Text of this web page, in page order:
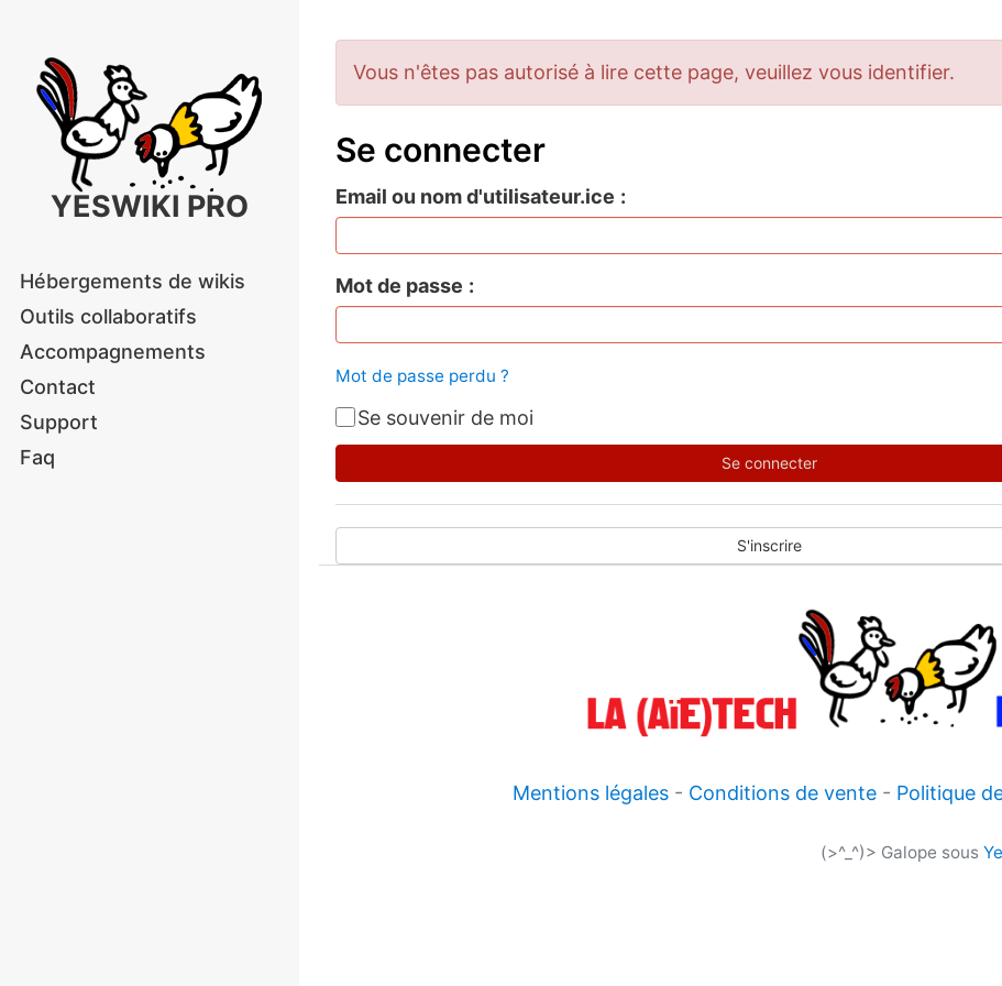
YESWIKI PRO
Hébergements de wikis
Outils collaboratifs
Accompagnements
Contact
Support
Faq
Vous n'êtes pas autorisé à lire cette page, veuillez vous identifier.
Se connecter
Email ou nom d'utilisateur.ice
Mot de passe
Mot de passe perdu ?
Se souvenir de moi
Se connecter
S'inscrire
Mentions légales - Conditions de vente - Politique
(>^_^)> Galope sous